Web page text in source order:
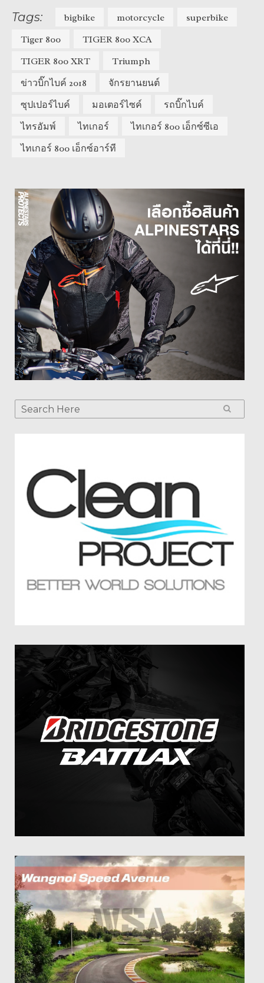
Tags: bigbike motorcycle
superbike
Tiger 800
TIGER 800 XCA
TIGER 800 XRT
Triumph
ข่าวบิ๊กไบค์ 2018
จักรยานยนต์
ซุปเปอร์ไบค์
มอเตอร์ไซค์
รถบิ๊กไบค์
ไทรอัมพ์
ไทเกอร์
ไทเกอร์ 800 เอ็กซ์ซีเอ
ไทเกอร์ 800 เอ็กซ์อาร์ที